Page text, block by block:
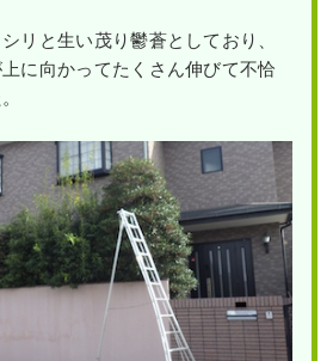
リと生い茂り鬱蒼としており、
に向かってたくさん伸びて不恰